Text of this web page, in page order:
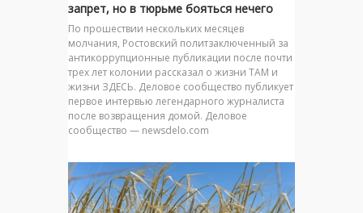
запрет, но в тюрьме бояться нечего
По прошествии нескольких месяцев
молчания, Ростовский политзаключенный за
антикоррупционные публикации после почти
трех лет колонии рассказал о жизни ТАМ и
жизни ЗДЕСЬ. Деловое сообщество публикует
первое интервью легендарного журналиста
после возвращения домой. Деловое
сообщество — newsdelo.com